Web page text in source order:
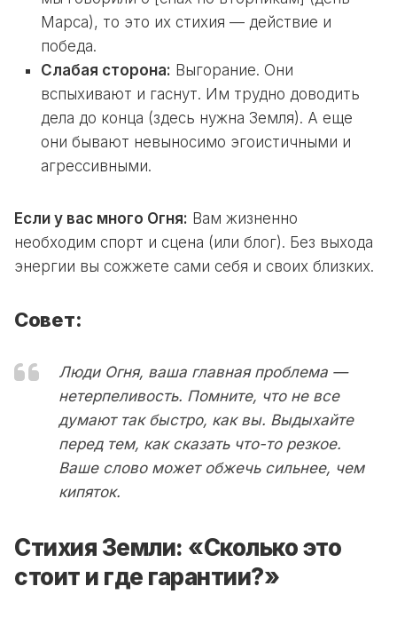
Марса), то это их стихия — действие и
победа.
Слабая сторона: Выгорание. Они
вспыхивают и гаснут. Им трудно доводить
дела до конца (здесь нужна Земля). А еще
они бывают невыносимо эгоистичными и
агрессивными.
Если у вас много Огня: Вам жизненно
необходим спорт и сцена (или блог). Без выхода
энергии вы сожжете сами себя и своих близких.
Совет:
Люди Огня, ваша главная проблема —
нетерпеливость. Помните, что не все
думают так быстро, как вы. Выдыхайте
перед тем, как сказать что-то резкое.
Ваше слово может обжечь сильнее, чем
кипяток.
Стихия Земли: «Сколько это
стоит и где гарантии?»